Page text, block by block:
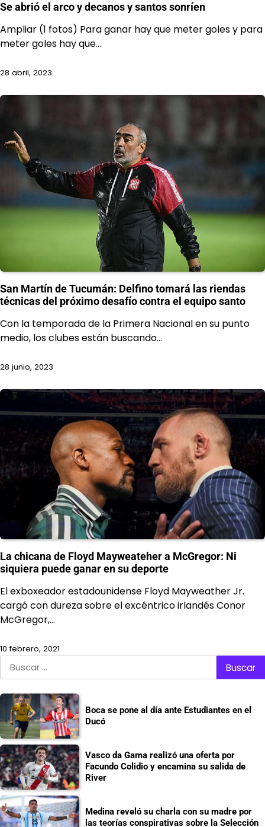
Se abrió el arco y decanos y santos sonríen
Ampliar (1 fotos) Para ganar hay que meter goles y para
meter goles hay que…
28 abril, 2023
San Martín de Tucumán: Delfino tomará las riendas
técnicas del próximo desafío contra el equipo santo
Con la temporada de la Primera Nacional en su punto
medio, los clubes están buscando…
28 junio, 2023
La chicana de Floyd Mayweateher a McGregor: Ni
siquiera puede ganar en su deporte
El exboxeador estadounidense Floyd Mayweather Jr.
cargó con dureza sobre el excéntrico irlandés Conor
McGregor,…
10 febrero, 2021
Buscar:
Boca se pone al día ante Estudiantes en el
Ducó
Vasco da Gama realizó una oferta por
Facundo Colidio y encamina su salida de
River
Medina reveló su charla con su madre por
las teorías conspirativas sobre la Selección